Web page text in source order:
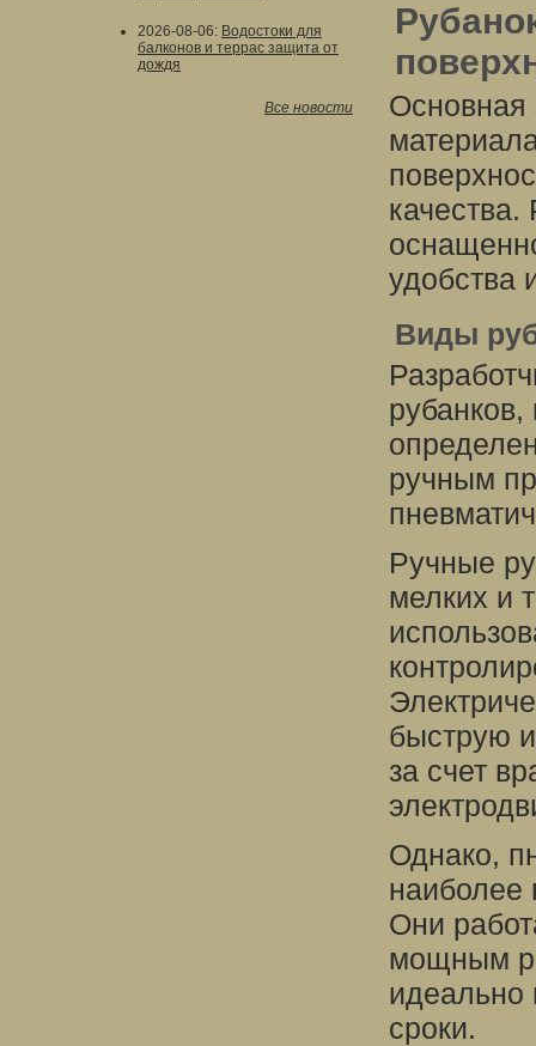
2026-08-06: Водостоки для
балконов и террас защита от
дождя
Все новости
Основная
качества.
удобства
Виды
ручным
Ручные
мелких и
быструю
за счет
Однако,
наиболее
Они
мощным
идеально
сроки.